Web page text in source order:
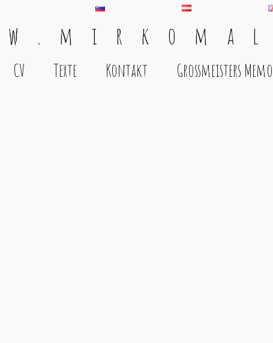
w . m i r k o m a l
CV Texte Kontakt Grossmeisters